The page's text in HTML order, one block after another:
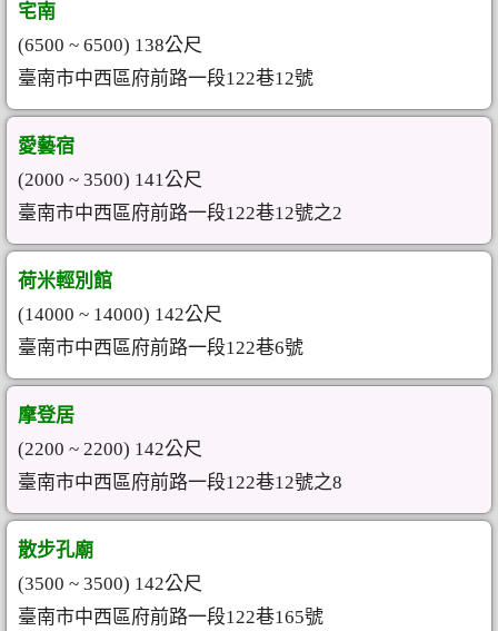
宅南
(6500 ~ 6500) 138公尺
臺南市中西區府前路一段122巷12號
愛藝宿
(2000 ~ 3500) 141公尺
臺南市中西區府前路一段122巷12號之2
荷米輕別館
(14000 ~ 14000) 142公尺
臺南市中西區府前路一段122巷6號
摩登居
(2200 ~ 2200) 142公尺
臺南市中西區府前路一段122巷12號之8
散步孔廟
(3500 ~ 3500) 142公尺
臺南市中西區府前路一段122巷165號